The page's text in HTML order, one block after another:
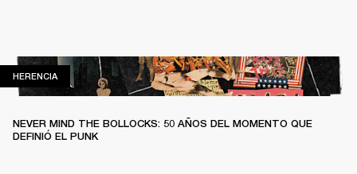
HERENCIAHERENCIA
NEVER MIND THE BOLLOCKS: 50 AÑOS DEL MOMENTO QUE
DEFINIÓ EL PUNK